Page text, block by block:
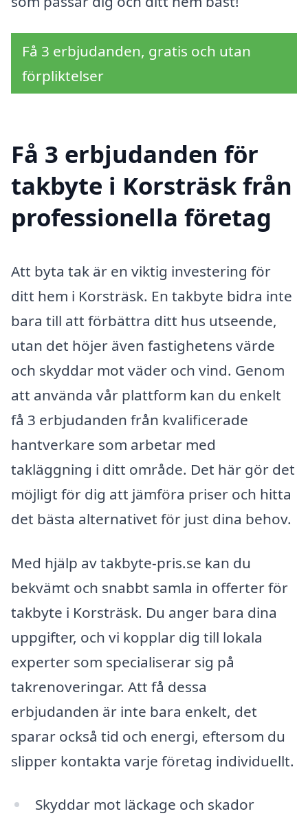
Få 3 erbjudanden, gratis och utan
förpliktelser
Få 3 erbjudanden för
takbyte i Korsträsk från
professionella företag
Att byta tak är en viktig investering för
ditt hem i Korsträsk. En takbyte bidra inte
bara till att förbättra ditt hus utseende,
utan det höjer även fastighetens värde
och skyddar mot väder och vind. Genom
att använda vår plattform kan du enkelt
få 3 erbjudanden från kvalificerade
hantverkare som arbetar med
takläggning i ditt område. Det här gör det
möjligt för dig att jämföra priser och hitta
det bästa alternativet för just dina behov.
Med hjälp av takbyte-pris.se kan du
bekvämt och snabbt samla in offerter för
takbyte i Korsträsk. Du anger bara dina
uppgifter, och vi kopplar dig till lokala
experter som specialiserar sig på
takrenoveringar. Att få dessa
erbjudanden är inte bara enkelt, det
sparar också tid och energi, eftersom du
slipper kontakta varje företag individuellt.
Skyddar mot läckage och skador